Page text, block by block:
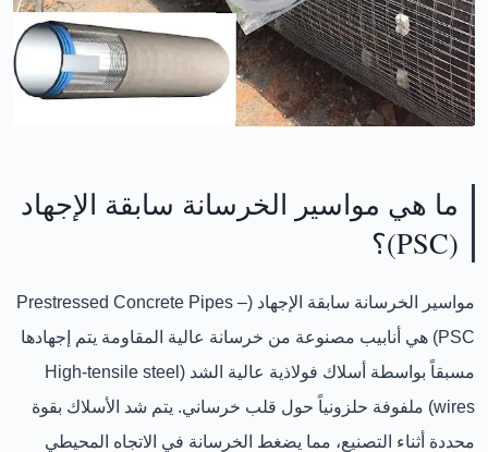
ما هي مواسير الخرسانة سابقة الإجهاد
(PSC)؟
مواسير الخرسانة سابقة الإجهاد (Prestressed Concrete Pipes –
PSC)
هي أنابيب مصنوعة من خرسانة عالية المقاومة يتم
إجهادها
مسبقاً بواسطة أسلاك فولاذية عالية الشد (High-tensile steel
wires) ملفوفة حلزونياً حول قلب خرساني. يتم شد الأسلاك بقوة
محددة أثناء التصنيع، مما يضغط الخرسانة في الاتجاه المحيطي